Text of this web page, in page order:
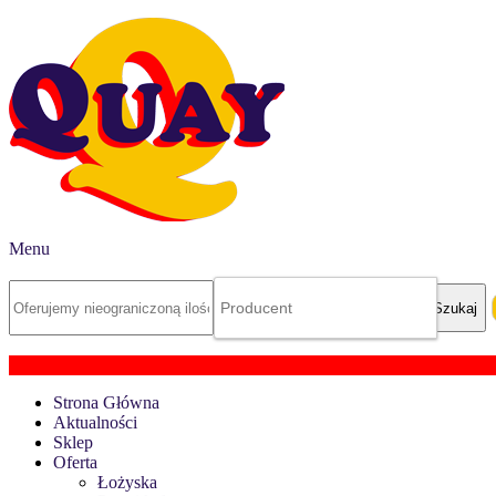
Menu
Strona Główna
Aktualności
Sklep
Oferta
Łożyska